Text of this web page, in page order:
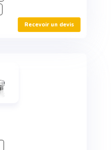
Recevoir un devis